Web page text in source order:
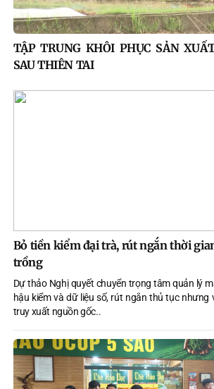
TẬP TRUNG KHÔI PHỤC SẢN
SAU THIÊN TAI
Bỏ tiền kiểm đại trà, rút ngắn thời
trồng
Dự thảo Nghị quyết chuyển trọng tâm quản lý
hậu kiểm và dữ liệu số, rút ngắn thủ tục nhưng
truy xuất nguồn gốc..